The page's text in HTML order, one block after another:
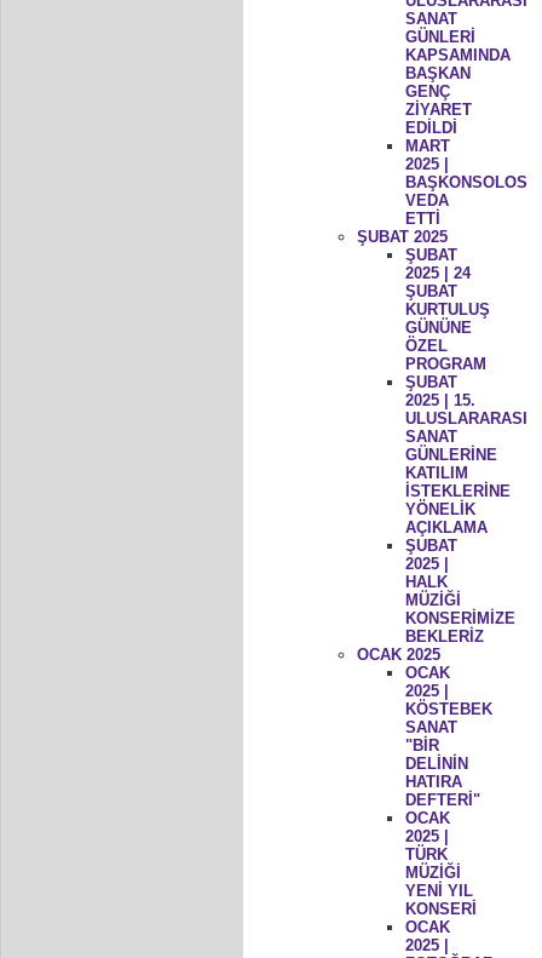
SANAT
GÜNLERİ
KAPSAMINDA
BAŞKAN
GENÇ
ZİYARET
EDİLDİ
MART
2025 |
BAŞKONSOLOS
VEDA
ETTİ
ŞUBAT 2025
ŞUBAT
2025 | 24
ŞUBAT
KURTULUŞ
GÜNÜNE
ÖZEL
PROGRAM
ŞUBAT
2025 | 15.
ULUSLARARASI
SANAT
GÜNLERİNE
KATILIM
İSTEKLERİNE
YÖNELİK
AÇIKLAMA
ŞUBAT
2025 |
HALK
MÜZİĞİ
KONSERİMİZE
BEKLERİZ
OCAK 2025
OCAK
2025 |
KÖSTEBEK
SANAT
"BİR
DELİNİN
HATIRA
DEFTERİ"
OCAK
2025 |
TÜRK
MÜZİĞİ
YENİ YIL
KONSERİ
OCAK
2025 |